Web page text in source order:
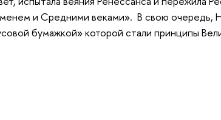
и Средними веками». В свою очередь,
бумажкой» которой стали принципы